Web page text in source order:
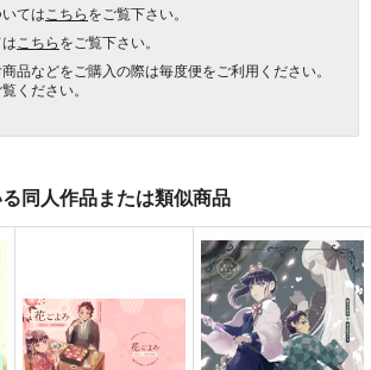
ては こちらをご覧下さい。
こちらをご覧下さい。
品などをご購入の際は毎度便をご利用ください。
ください。
同人作品または類似商品